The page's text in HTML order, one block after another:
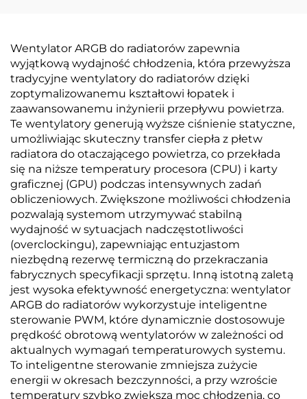
Wentylator ARGB do radiatorów zapewnia
wyjątkową wydajność chłodzenia, która przewyższa
tradycyjne wentylatory do radiatorów dzięki
zoptymalizowanemu kształtowi łopatek i
zaawansowanemu inżynierii przepływu powietrza.
Te wentylatory generują wyższe ciśnienie statyczne,
umożliwiając skuteczny transfer ciepła z płetw
radiatora do otaczającego powietrza, co przekłada
się na niższe temperatury procesora (CPU) i karty
graficznej (GPU) podczas intensywnych zadań
obliczeniowych. Zwiększone możliwości chłodzenia
pozwalają systemom utrzymywać stabilną
wydajność w sytuacjach nadczęstotliwości
(overclockingu), zapewniając entuzjastom
niezbędną rezerwę termiczną do przekraczania
fabrycznych specyfikacji sprzętu. Inną istotną zaletą
jest wysoka efektywność energetyczna: wentylator
ARGB do radiatorów wykorzystuje inteligentne
sterowanie PWM, które dynamicznie dostosowuje
prędkość obrotową wentylatorów w zależności od
aktualnych wymagań temperaturowych systemu.
To inteligentne sterowanie zmniejsza zużycie
energii w okresach bezczynności, a przy wzroście
temperatury szybko zwiększa moc chłodzenia, co